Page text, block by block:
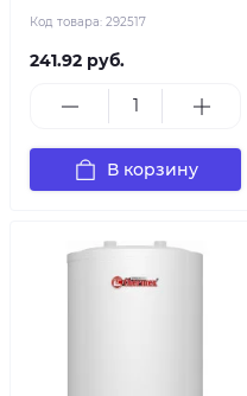
Код товара: 292517
241.92 руб.
В корзину